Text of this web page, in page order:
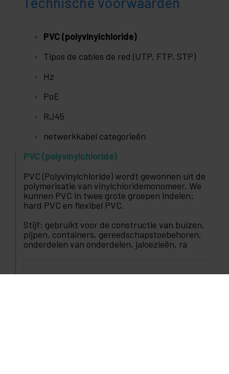
PVC (polyvinylchloride)
Tipos de cables de red (UTP, FTP, STP)
Hz
PoE
RJ45
netwerkkabel categorieën
PVC (polyvinylchloride)
PVC (Polyvinylchloride) wordt gewonnen uit de
polymerisatie van vinylchloridemonomeer. We
kunnen PVC in twee grote groepen indelen:
hard PVC en flexibel PVC.
Stijf: gebruikt voor de constructie van buizen,
pijpen, containers, gereedschapstoebehoren,
onderdelen van onderdelen, jaloezieën, ra